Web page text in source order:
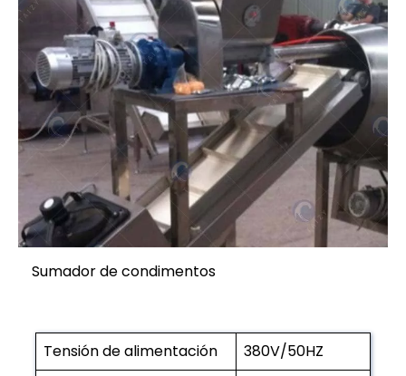
Sumador de condimentos
Tensión de alimentación
380V/50HZ